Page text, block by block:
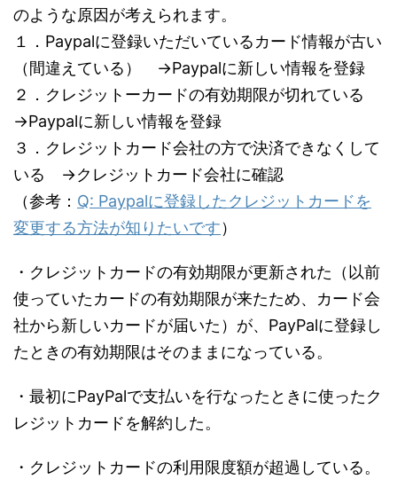
のような原因が考えられます。
１．Paypalに登録いただいているカード情報が古い
（間違えている） →Paypalに新しい情報を登録
２．クレジットーカードの有効期限が切れている
→Paypalに新しい情報を登録
３．クレジットカード会社の方で決済できなくして
いる →クレジットカード会社に確認
（参考： Q: Paypalに登録したクレジットカードを
変更する方法が知りたいです）
・クレジットカードの有効期限が更新された（以前
使っていたカードの有効期限が来たため、カード会
社から新しいカードが届いた）が、PayPalに登録し
たときの有効期限はそのままになっている。
・最初にPayPalで支払いを行なったときに使ったク
レジットカードを解約した。
・クレジットカードの利用限度額が超過している。